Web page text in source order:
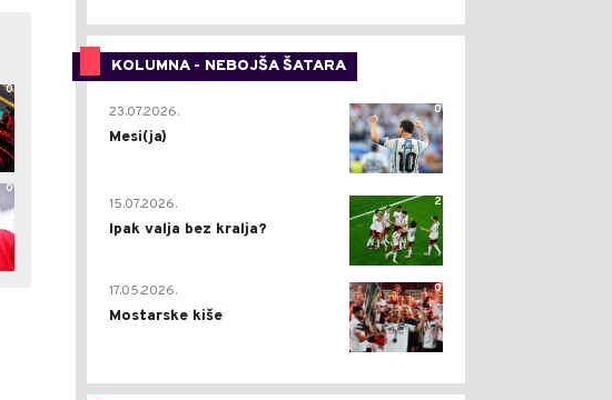
0
0
KOLUMNA - NEBOJŠA ŠATARA
0
23.07.2026.
Mesi(ja)
2
15.07.2026.
Ipak valja bez kralja?
0
17.05.2026.
Mostarske kiše